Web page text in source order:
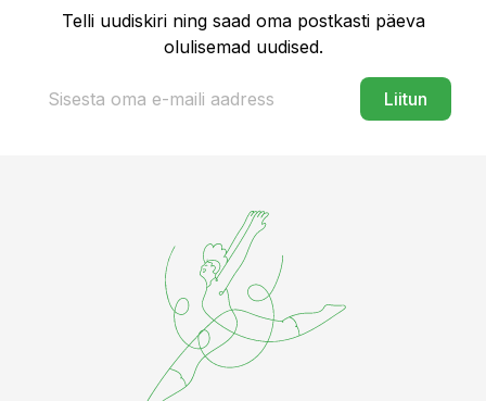
Telli uudiskiri ning saad oma postkasti päeva
olulisemad uudised.
Liitun